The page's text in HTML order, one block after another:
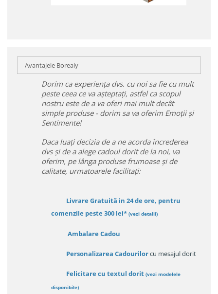
Avantajele Borealy
Dorim ca experiența dvs. cu noi sa fie cu mult
peste ceea ce va așteptați, astfel ca scopul
nostru este de a va oferi mai mult decât
simple produse - dorim sa va oferim Emoții și
Sentimente!
Daca luați decizia de a ne acorda încrederea
dvs și de a alege cadoul dorit de la noi, va
oferim, pe lânga produse frumoase și de
calitate, urmatoarele facilitați:
Livrare Gratuită in 24 de ore, pentru
comenzile peste 300 lei* (vezi detalii)
Ambalare Cadou
Personalizarea Cadourilorcu mesajul dorit
Felicitare cu textul dorit (vezi modelele
disponibile)